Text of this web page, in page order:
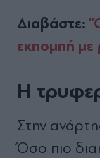
Διαβάστε:
εκπομπή με
Η
Στην
Όσο πιο